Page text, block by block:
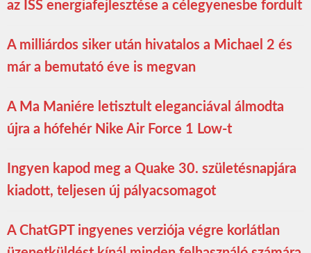
az ISS energiafejlesztése a célegyenesbe fordult
A milliárdos siker után hivatalos a Michael 2 és
már a bemutató éve is megvan
A Ma Maniére letisztult eleganciával álmodta
újra a hófehér Nike Air Force 1 Low-t
Ingyen kapod meg a Quake 30. születésnapjára
kiadott, teljesen új pályacsomagot
A ChatGPT ingyenes verziója végre korlátlan